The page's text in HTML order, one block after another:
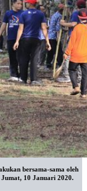
bersama-sama oleh
10 Januari 2020.